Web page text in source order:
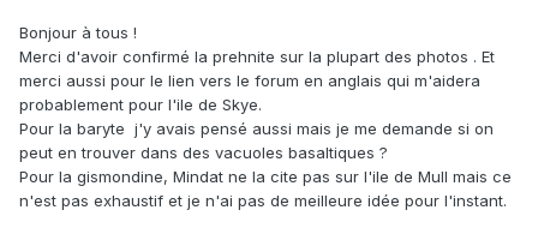
Bonjour à tous !
Merci d'avoir confirmé la prehnite sur la plupart des photos . Et
merci aussi pour le lien vers le forum en anglais qui m'aidera
probablement pour l'ile de Skye.
Pour la baryte j'y avais pensé aussi mais je me demande si on
peut en trouver dans des vacuoles basaltiques ?
Pour la gismondine, Mindat ne la cite pas sur l'ile de Mull mais ce
n'est pas exhaustif et je n'ai pas de meilleure idée pour l'instant.